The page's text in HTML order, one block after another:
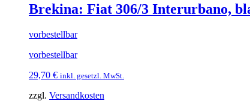
Brekina: Fiat 306/3 Interurbano,
vorbestellbar
vorbestellbar
29,70 € inkl. gesetzl. MwSt.
zzgl. Versandkosten